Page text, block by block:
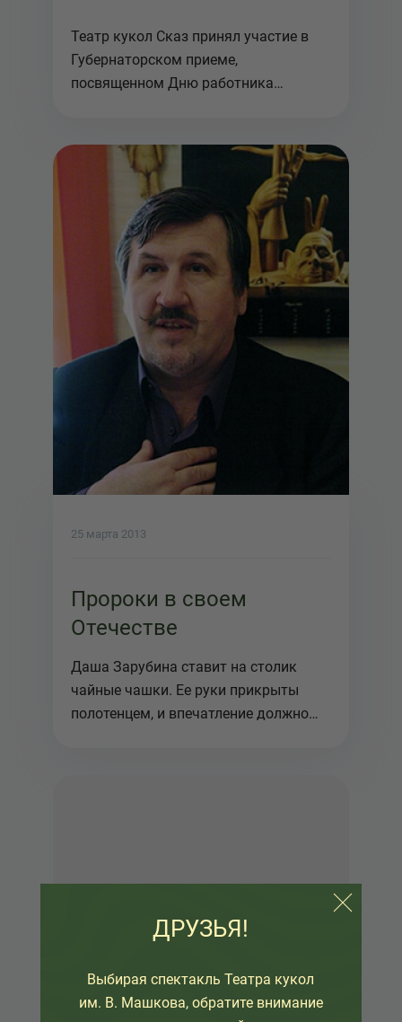
Театр кукол Сказ принял участие в
Губернаторском приеме,
посвященном Дню работника
25 марта 2013
Пророки в своем
Отечестве
Даша Зарубина ставит на столик
чайные чашки. Ее руки прикрыты
полотенцем, и впечатление должно
ДРУЗЬЯ!
Выбирая спектакль Театра кукол
им. В. Машкова, обратите внимание